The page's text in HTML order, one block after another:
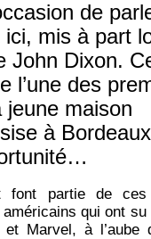
de
ici, mis à part
John Dixon.
l’une des
jeune maison
à
font partie de ces
qui ont
Marvel, à l’aube